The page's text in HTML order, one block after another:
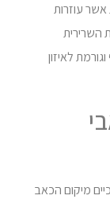
עוזרות
השרירית
לאיזון
מיקום הכאב